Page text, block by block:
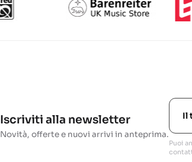
Iscriviti alla newsletter
Novità, offerte e nuovi arrivi in anteprima.
Puoi